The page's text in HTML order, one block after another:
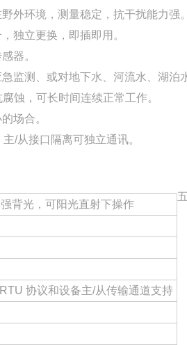
外环境，测量稳定，抗干扰能力强。
独立更换，即插即用。
器。
监测、或对地下水、河流水、湖泊
蚀，可长时间连续正常工作。
场合。
/从接口隔离可独立通讯。
背光，可阳光直射下操作
协议和设备主/从传输通道支持